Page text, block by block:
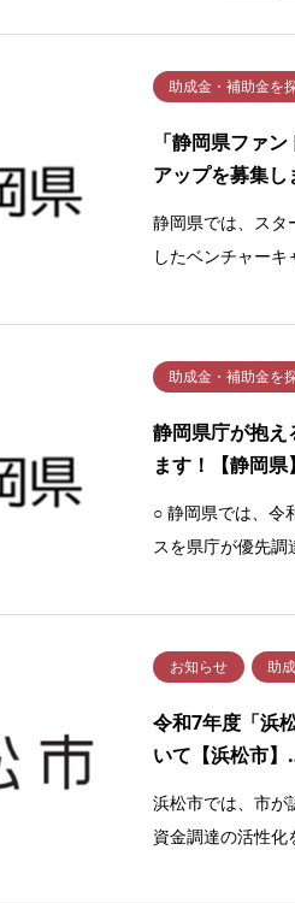
助成金・補助金を
「静岡県ファ
アップを募集
静岡県では、スタ
したベンチャー
助成金・補助金を
静岡県庁が抱え
ます！【静岡
○ 静岡県では、令
スを県庁が優先
お知らせ 助
令和7年度「浜
いて【浜松市
浜松市では、市が
資金調達の活性